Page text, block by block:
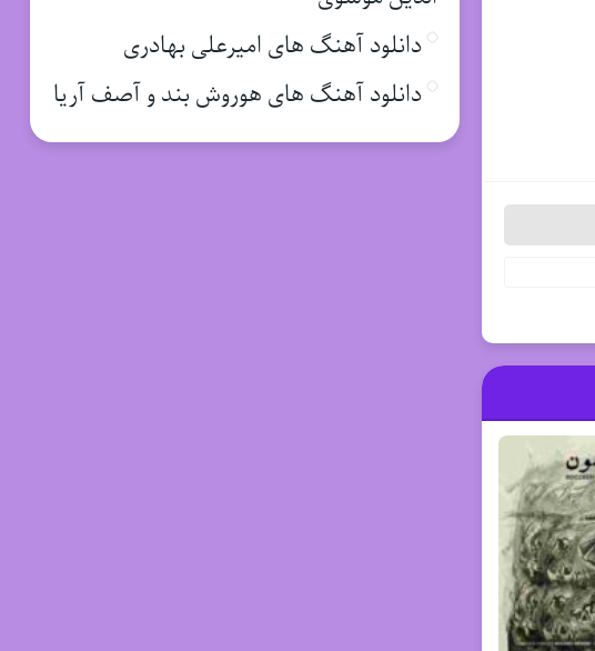
دانلود آهنگ های امیرعلی بهادری
دانلود آهنگ های هوروش بند و آصف آریا